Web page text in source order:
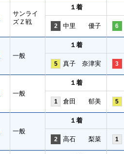
サンライ
ズＺ戦
１着
2 中里 優子 6
一般
１着
5 真子 奈津実 3
一般
１着
1 倉田 郁美 5
一般
１着
2 高石 梨菜 1